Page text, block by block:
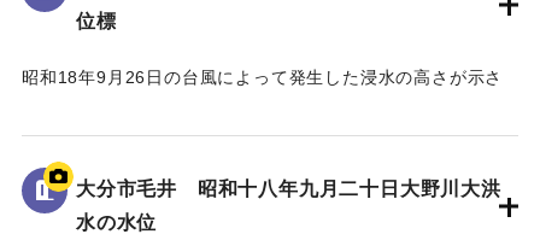
位標
昭和18年9月26日の台風によって発生した浸水の高さが示さ
水位は看板の上にある水平の棒の位置であり、地面から3.5 m
の高さがある。
｜固有コード:00481082
大分市毛井 昭和十八年九月二十日大野川大洪
水の水位